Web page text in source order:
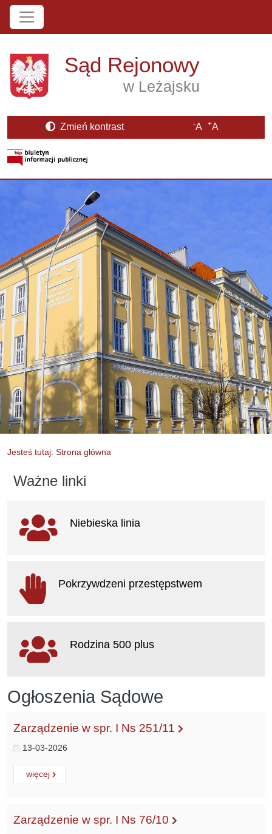
Przejdź do treści
Sąd Rejonowy
w Leżajsku
Zmień kontrast -A +A
Strona BIP otwiera się w nowym oknie
Jesteś tutaj: Strona główna
Ogłoszenia Sądowe
Zarządzenie w spr. I Ns 251/11
13-03-2026
Czytaj
więcejo:
Zarządzenie w spr. I Ns 76/10
Ważne linki
Ważne linki
Niebieska linia
Pokrzywdzeni przestępstwem
Rodzina 500 plus